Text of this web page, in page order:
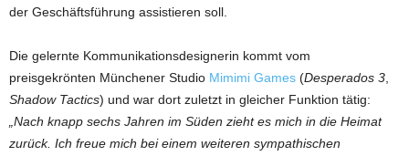
der Geschäftsführung assistieren soll.
Die gelernte Kommunikationsdesignerin kommt vom
preisgekrönten Münchener Studio Mimimi Games (Desperados 3
Shadow Tactics) und war dort zuletzt in gleicher Funktion tätig:
„Nach knapp sechs Jahren im Süden zieht es mich in die Heimat
zurück. Ich freue mich bei einem weiteren sympathischen